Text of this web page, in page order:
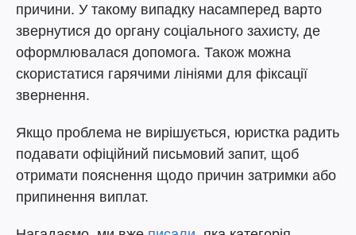
причини. У такому випадку насамперед варто
звернутися до органу соціального захисту, де
оформлювалася допомога. Також можна
скористатися гарячими лініями для фіксації
звернення.
Якщо проблема не вирішується, юристка радить
подавати офіційний письмовий запит, щоб
отримати пояснення щодо причин затримки або
припинення виплат.